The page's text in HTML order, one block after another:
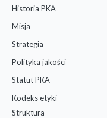
Historia PKA
Misja
Strategia
Polityka jakości
Statut PKA
Kodeks etyki
Struktura